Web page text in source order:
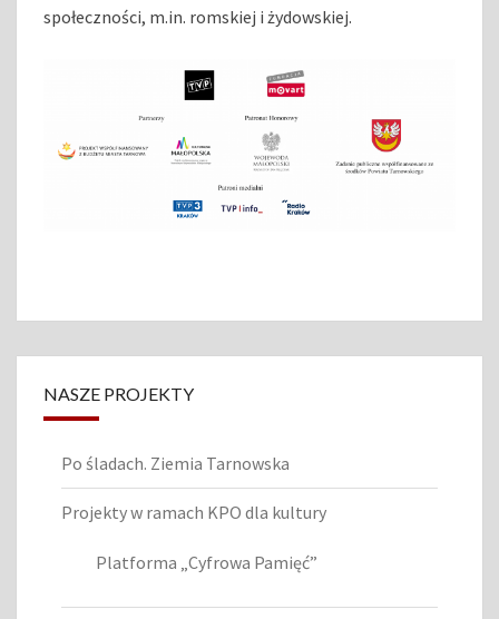
społeczności, m.in. romskiej i żydowskiej.
NASZE PROJEKTY
Po śladach. Ziemia Tarnowska
Projekty w ramach KPO dla kultury
Platforma „Cyfrowa Pamięć”